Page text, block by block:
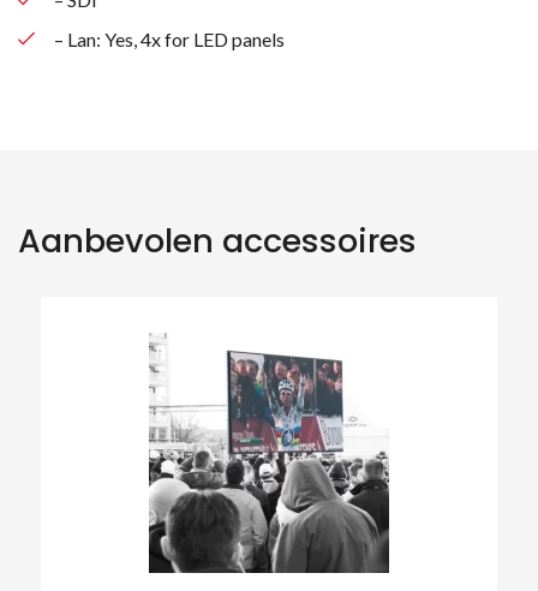
– Lan: Yes, 4x for LED panels
Aanbevolen accessoires
Zoeken naar producten